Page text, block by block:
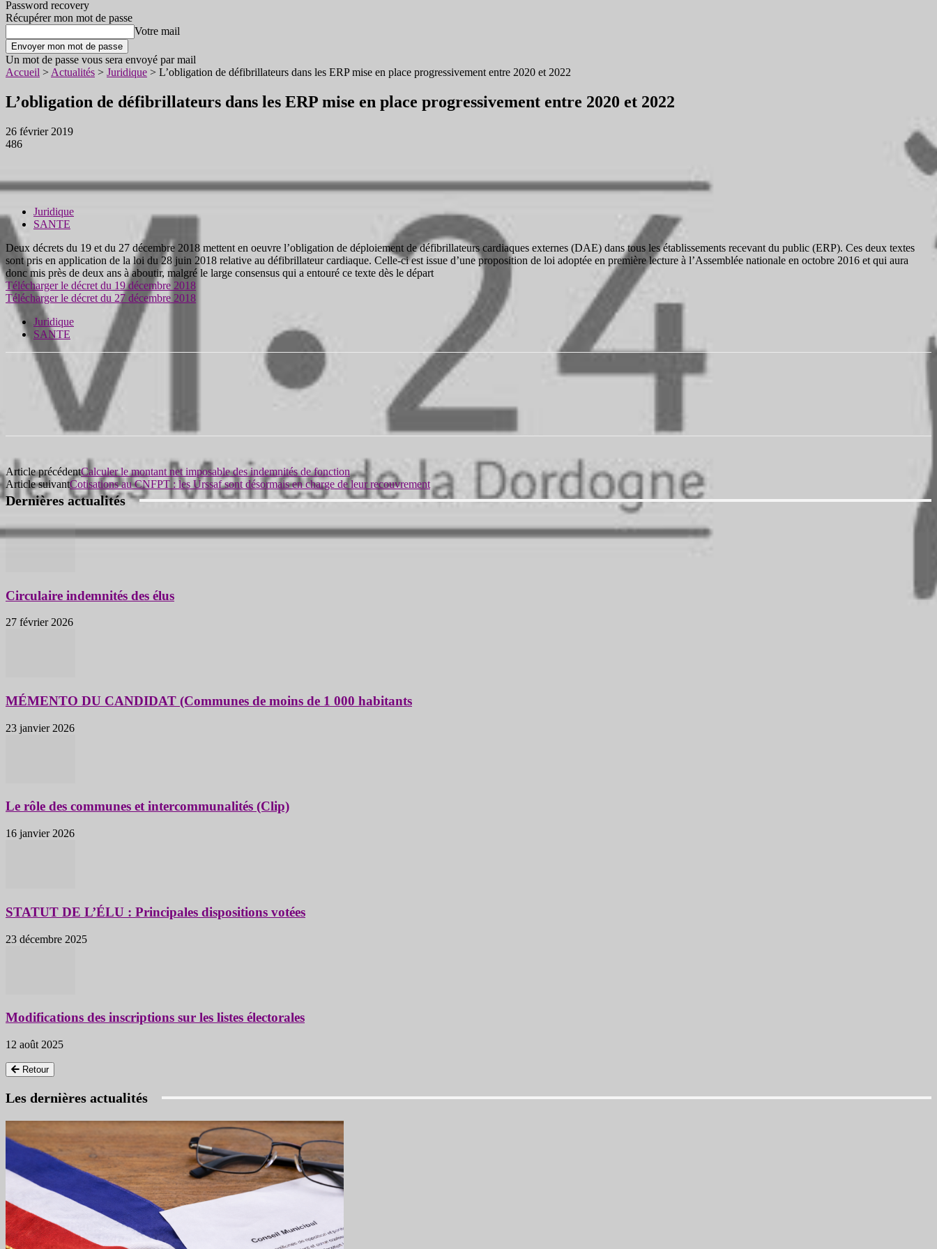
Password recovery
Récupérer mon mot de passe
Votre mail
Un mot de passe vous sera envoyé par mail
Accueil > Actualités > Juridique > L’obligation de défibrillateurs dans les ERP mise en place progressivement entre 2020 et 2022
L’obligation de défibrillateurs dans les ERP mise en place progressivement entre 2020 et 2022
26 février 2019
486
Juridique
SANTE
Deux décrets du 19 et du 27 décembre 2018 mettent en oeuvre l’obligation de déploiement de défibrillateurs cardiaques externes (DAE) dans tous les établissements recevant du public (ERP). Ces deux textes
sont pris en application de la loi du 28 juin 2018 relative au défibrillateur cardiaque. Celle-ci est issue d’une proposition de loi adoptée en première lecture à l’Assemblée nationale en octobre 2016 et qui aura
donc mis près de deux ans à aboutir, malgré le large consensus qui a entouré ce texte dès le départ
Télécharger le décret du 19 décembre 2018
Télécharger le décret du 27 décembre 2018
Juridique
SANTE
Article précédentCalculer le montant net imposable des indemnités de fonction
Article suivantCotisations au CNFPT : les Urssaf sont désormais en charge de leur recouvrement
Dernières actualités
Circulaire indemnités des élus
27 février 2026
MÉMENTO DU CANDIDAT (Communes de moins de 1 000 habitants
23 janvier 2026
Le rôle des communes et intercommunalités (Clip)
16 janvier 2026
STATUT DE L’ÉLU : Principales dispositions votées
23 décembre 2025
Modifications des inscriptions sur les listes électorales
12 août 2025
Retour
Les dernières actualités